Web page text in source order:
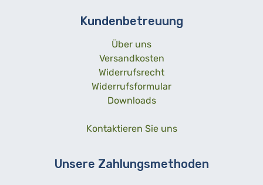
Kundenbetreuung
Über uns
Versandkosten
Widerrufsrecht
Widerrufsformular
Downloads
Kontaktieren Sie uns
Unsere Zahlungsmethoden